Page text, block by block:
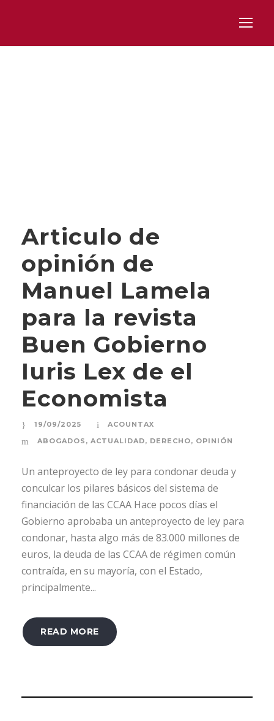
Articulo de
opinión de
Manuel Lamela
para la revista
Buen Gobierno
Iuris Lex de el
Economista
19/09/2025
ACOUNTAX
ABOGADOS , ACTUALIDAD, DERECHO, OPINIÓN
Un anteproyecto de ley para condonar deuda y
conculcar los pilares básicos del sistema de
financiación de las CCAA Hace pocos días el
Gobierno aprobaba un anteproyecto de ley para
condonar, hasta algo más de 83.000 millones de
euros, la deuda de las CCAA de régimen común
contraída, en su mayoría, con el Estado,
principalmente...
READ MORE